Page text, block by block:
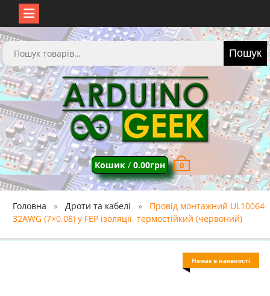
Перейти
до
вмісту
Шукати: Пошук
Кошик/ 0.00грн 0
Головна Дроти та кабелі
Провід монтажний UL10064
32AWG (7×0.08) у FEP ізоляції, термостійкий (червоний)
Немає в наявності